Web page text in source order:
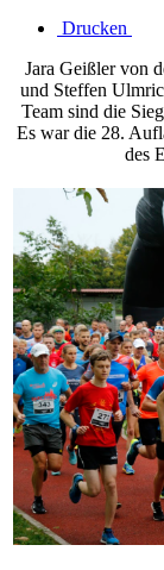
Drucken
Jara Geißler von
und Steffen
Team sind die
Es war die 28.
des